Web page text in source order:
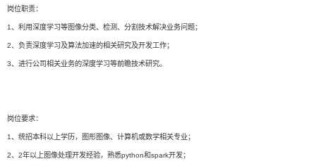
岗位职责：
1、利用深度学习等图像分类、检测、分割技术解决业务问题；
2、负责深度学习及算法加速的相关研究及开发工作；
3、进行公司相关业务的深度学习等前瞻技术研究。
岗位要求：
1、统招本科以上学历，图形图像、计算机或数学相关专业；
2、2年以上图像处理开发经验，熟悉python和spark开发；